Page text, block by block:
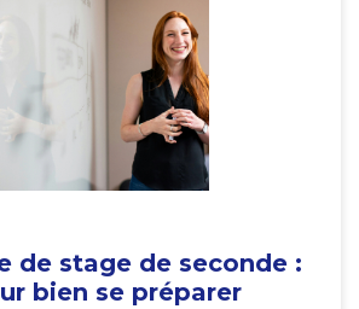
de stage de seconde :
bien se préparer